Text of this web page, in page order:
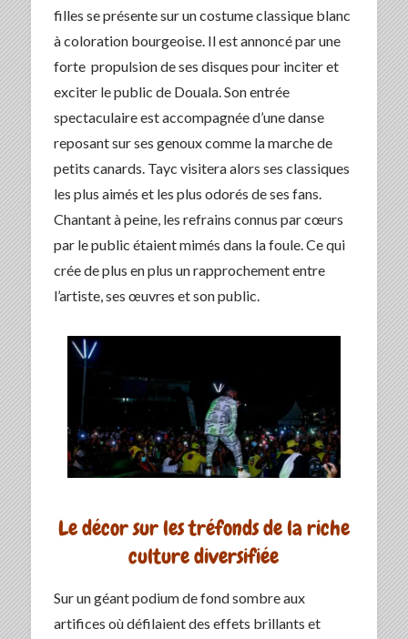
filles se présente sur un costume classique blanc
à coloration bourgeoise. Il est annoncé par une
forte propulsion de ses disques pour inciter et
exciter le public de Douala. Son entrée
spectaculaire est accompagnée d’une danse
reposant sur ses genoux comme la marche de
petits canards. Tayc visitera alors ses classiques
les plus aimés et les plus odorés de ses fans.
Chantant à peine, les refrains connus par cœurs
par le public étaient mimés dans la foule. Ce qui
crée de plus en plus un rapprochement entre
l’artiste, ses œuvres et son public.
Le décor sur les tréfonds de la riche
culture diversifiée
Sur un géant podium de fond sombre aux
artifices où défilaient des effets brillants et